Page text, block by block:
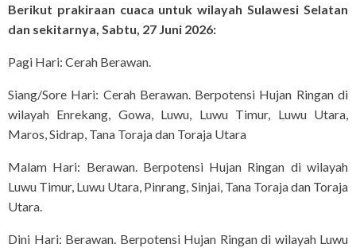
Berikut prakiraan cuaca untuk wilayah Sulawesi Selatan
dan sekitarnya, Sabtu, 27 Juni 2026:
Pagi Hari: Cerah Berawan.
Siang/Sore Hari: Cerah Berawan. Berpotensi Hujan Ringan di
wilayah Enrekang, Gowa, Luwu, Luwu Timur, Luwu Utara,
Maros, Sidrap, Tana Toraja dan Toraja Utara
Malam Hari: Berawan. Berpotensi Hujan Ringan di wilayah
Luwu Timur, Luwu Utara, Pinrang, Sinjai, Tana Toraja dan Toraja
Utara.
Dini Hari: Berawan. Berpotensi Hujan Ringan di wilayah Luwu